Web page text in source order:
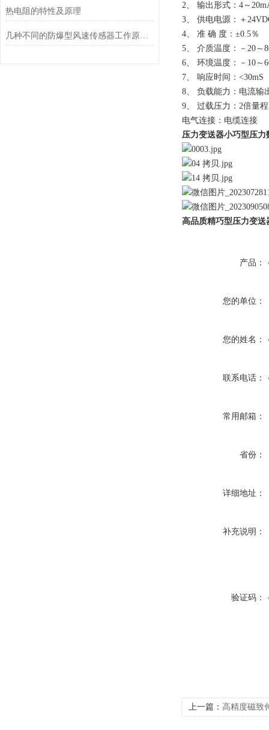
热电阻的特性及原理
几种不同的防爆型风速传感器工作原理介绍
2、 输出形式：4～
3、 供电电源：＋
4、 准 确 度：±0.5
5、 介质温度：－20～
6、 环境温度：－10～
7、 响应时间： <30mS
8、 负载能力： 电流输
9、 过载压力：2倍量程
电气连接：电缆连接
压力变送器小巧型压力
高品质精巧型压力变送
产品：
您的单位：
您的姓名：
联系电话：
常用邮箱：
省份：
详细地址：
补充说明：
验证码：
上一篇： 高精度磁致